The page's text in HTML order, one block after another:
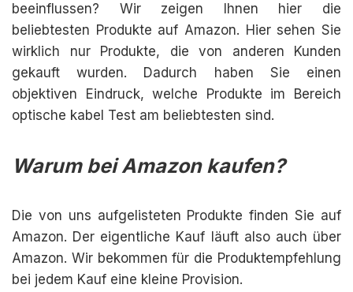
beeinflussen? Wir zeigen Ihnen hier die
beliebtesten Produkte auf Amazon. Hier sehen Sie
wirklich nur Produkte, die von anderen Kunden
gekauft wurden. Dadurch haben Sie einen
objektiven Eindruck, welche Produkte im Bereich
optische kabel Test am beliebtesten sind.
Warum bei Amazon kaufen?
Die von uns aufgelisteten Produkte finden Sie auf
Amazon. Der eigentliche Kauf läuft also auch über
Amazon. Wir bekommen für die Produktempfehlung
bei jedem Kauf eine kleine Provision.